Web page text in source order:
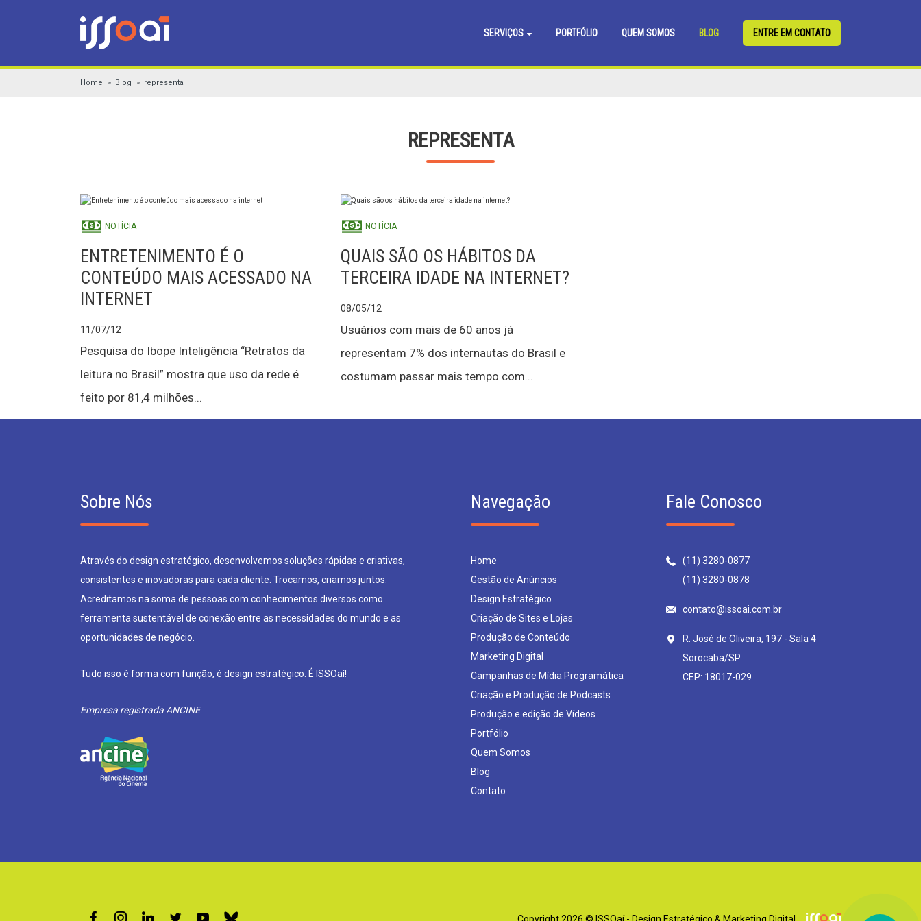
SERVIÇOS PORTFÓLIO QUEM SOMOS BLOG ENTRE EM CONTATO
Home Blog representa
REPRESENTA
NOTÍCIA
ENTRETENIMENTO É O
CONTEÚDO MAIS ACESSADO NA
INTERNET
11/07/12
Pesquisa do Ibope Inteligência “Retratos da
leitura no Brasil” mostra que uso da rede é
feito por 81,4 milhões...
NOTÍCIA
QUAIS SÃO OS HÁBITOS DA
TERCEIRA IDADE NA INTERNET?
08/05/12
Usuários com mais de 60 anos já
representam 7% dos internautas do Brasil e
costumam passar mais tempo com...
Sobre Nós
Através do design estratégico, desenvolvemos soluções rápidas e criativas,
consistentes e inovadoras para cada cliente. Trocamos, criamos juntos.
Acreditamos na soma de pessoas com conhecimentos diversos como
ferramenta sustentável de conexão entre as necessidades do mundo e as
oportunidades de negócio.
Tudo isso é forma com função, é design estratégico. É ISSOaí!
Empresa registrada ANCINE
Navegação
Home
Gestão de Anúncios
Design Estratégico
Criação de Sites e Lojas
Produção de Conteúdo
Marketing Digital
Campanhas de Mídia Programática
Criação e Produção de Podcasts
Produção e edição de Vídeos
Portfólio
Quem Somos
Blog
Contato
Fale Conosco
(11) 3280-0877
(11) 3280-0878
contato@issoai.com.br
R. José de Oliveira, 197 - Sala 4
Sorocaba/SP
CEP: 18017-029